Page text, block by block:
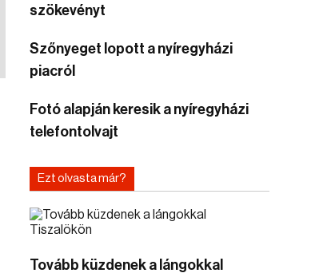
szökevényt
Szőnyeget lopott a nyíregyházi
piacról
Fotó alapján keresik a nyíregyházi
telefontolvajt
Ezt olvasta már?
Tovább küzdenek a lángokkal